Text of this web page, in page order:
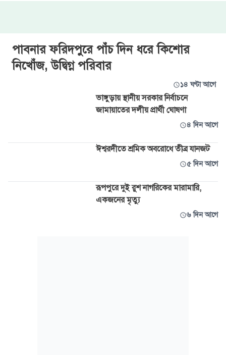
পাবনার ফরিদপুরে পাঁচ দিন ধরে কিশোর
নিখোঁজ, উদ্বিগ্ন পরিবার
১৪ ঘণ্টা আগে
ভাঙ্গুড়ায় স্থানীয় সরকার নির্বাচনে
জামায়াতের দলীয় প্রার্থী ঘোষণা
৪ দিন আগে
ঈশ্বরদীতে শ্রমিক অবরোধে তীব্র যানজট
৫ দিন আগে
রূপপুরে দুই রুশ নাগরিকের মারামারি,
একজনের মৃত্যু
৬ দিন আগে